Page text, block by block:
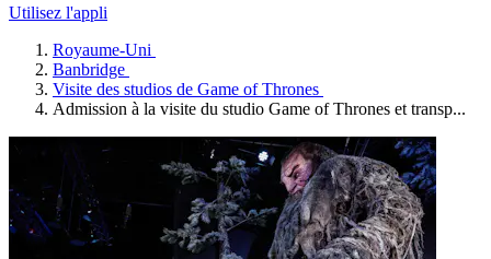
Utilisez l'appli
Royaume-Uni
Banbridge
Visite des studios de Game of Thrones
Admission à la visite du studio Game of Thrones et transp...